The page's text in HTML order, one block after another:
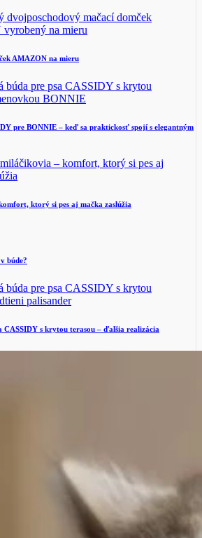
AMAZON na mieru
pre BONNIE – keď sa praktickosť spojí s elegantným
ktorý si pes aj mačka zaslúžia
búde?
CASSIDY s krytou terasou – ďalšia realizácia